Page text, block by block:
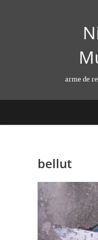
arme de
bellut